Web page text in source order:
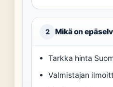
2 Mikä on
Tarkka hinta
Valmistajan